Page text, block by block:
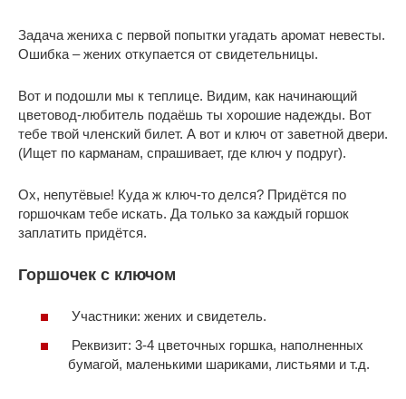
Задача жениха с первой попытки угадать аромат невесты.
Ошибка – жених откупается от свидетельницы.
Вот и подошли мы к теплице. Видим, как начинающий
цветовод-любитель подаёшь ты хорошие надежды. Вот
тебе твой членский билет. А вот и ключ от заветной двери.
(Ищет по карманам, спрашивает, где ключ у подруг).
Ох, непутёвые! Куда ж ключ-то делся? Придётся по
горшочкам тебе искать. Да только за каждый горшок
заплатить придётся.
Горшочек с ключом
Участники: жених и свидетель.
Реквизит: 3-4 цветочных горшка, наполненных
бумагой, маленькими шариками, листьями и т.д.